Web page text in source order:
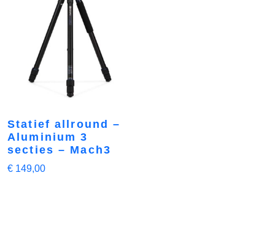
Statief allround –
Aluminium 3
secties – Mach3
€ 149,00